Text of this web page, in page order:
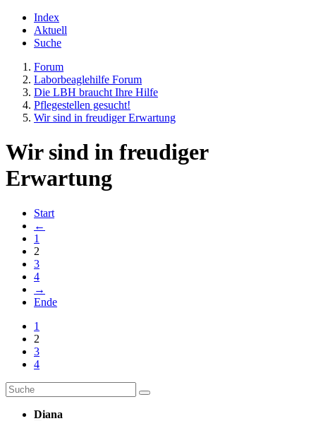
Index
Aktuell
Suche
Forum
Laborbeaglehilfe Forum
Die LBH braucht Ihre Hilfe
Pflegestellen gesucht!
Wir sind in freudiger Erwartung
Wir sind in freudiger
Erwartung
Start
←
1
2
3
4
→
Ende
1
2
3
4
Diana